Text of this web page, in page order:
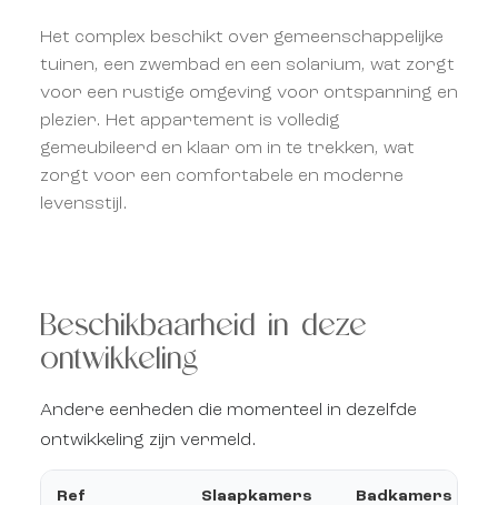
Het complex beschikt over gemeenschappelijke
tuinen, een zwembad en een solarium, wat zorgt
voor een rustige omgeving voor ontspanning en
plezier. Het appartement is volledig
gemeubileerd en klaar om in te trekken, wat
zorgt voor een comfortabele en moderne
levensstijl.
Beschikbaarheid in deze
ontwikkeling
Andere eenheden die momenteel in dezelfde
ontwikkeling zijn vermeld.
Ref Slaapkamers Badkamers